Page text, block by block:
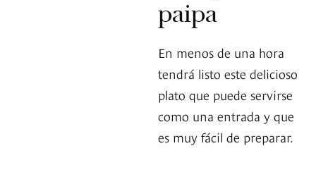
paipa
En menos de una hora
tendrá listo este delicioso
plato que puede servirse
como una entrada y que
es muy fácil de preparar.